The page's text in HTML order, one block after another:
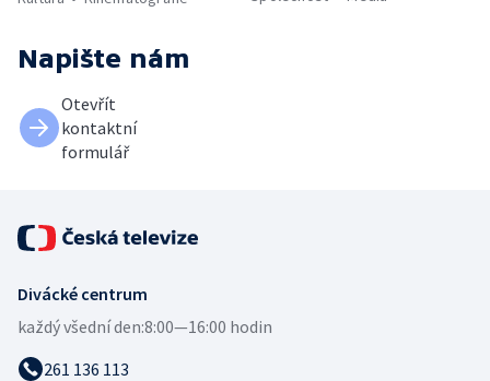
Napište nám
Otevřít
kontaktní
formulář
Divácké centrum
každý všední den:8:00—16:00 hodin
261 136 113